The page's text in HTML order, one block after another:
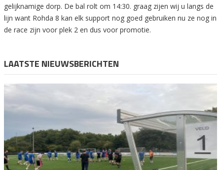
gelijknamige dorp. De bal rolt om 14:30. graag zijen wij u langs de
lijn want Rohda 8 kan elk support nog goed gebruiken nu ze nog in
de race zijn voor plek 2 en dus voor promotie.
LAATSTE NIEUWSBERICHTEN